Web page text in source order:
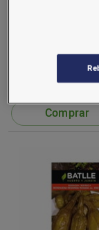
Batlle albergínia
1,35 €/u.
Comprar